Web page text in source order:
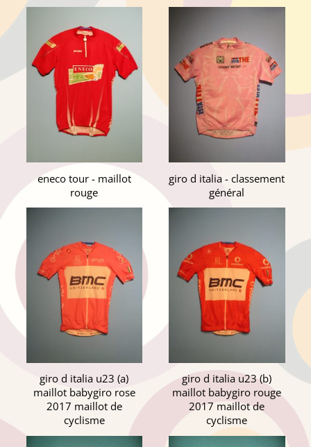
eneco tour - maillot
rouge
giro d italia - classement
général
giro d italia u23 (a)
maillot babygiro rose
2017 maillot de
cyclisme
giro d italia u23 (b)
maillot babygiro rouge
2017 maillot de
cyclisme